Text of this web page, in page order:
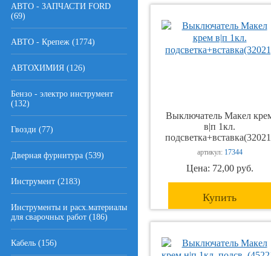
АВТО - ЗАПЧАСТИ FORD
(69)
АВТО - Крепеж (1774)
АВТОХИМИЯ (126)
Бензо - электро инструмент
(132)
Гвозди (77)
Дверная фурнитура (539)
Инструмент (2183)
Инструменты и расх.материалы
для сварочных работ (186)
Кабель (156)
Выключатель Макел
в|п 1кл.
артикул: 17344
Цена: 72,00 руб.
Купить